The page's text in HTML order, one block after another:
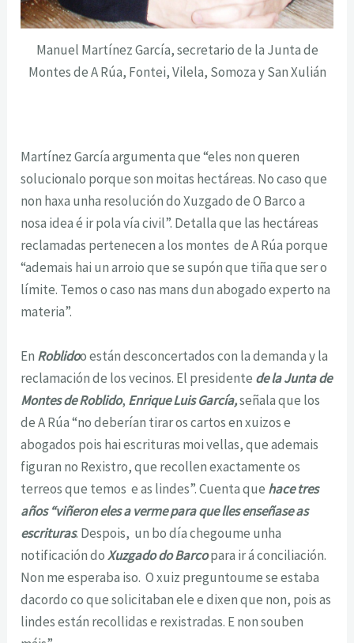
Manuel Martínez García, secretario de la Junta de
Montes de A Rúa, Fontei, Vilela, Somoza y San Xulián
Martínez García argumenta que “eles non queren
solucionalo porque son moitas hectáreas. No caso que
non haxa unha resolución do Xuzgado de O Barco a
nosa idea é ir pola vía civil”. Detalla que las hectáreas
reclamadas pertenecen a los montes de A Rúa porque
“ademais hai un arroio que se supón que tiña que ser o
límite. Temos o caso nas mans dun abogado experto na
materia”.
En Roblidoo están desconcertados con la demanda y la
reclamación de los vecinos. El presidente de la Junta de
Montes de Roblido, Enrique Luis García,señala que los
de A Rúa “no deberían tirar os cartos en xuizos e
abogados pois hai escrituras moi vellas, que ademais
figuran no Rexistro, que recollen exactamente os
terreos que temos e as lindes”. Cuenta que hace tres
años “viñeron eles a verme para que lles enseñase as
escrituras. Despois, un bo día chegoume unha
notificación doXuzgado do Barcopara ir á conciliación.
Non me esperaba iso. O xuiz preguntoume se estaba
dacordo co que solicitaban ele e dixen que non, pois as
lindes están recollidas e rexistradas. E non souben